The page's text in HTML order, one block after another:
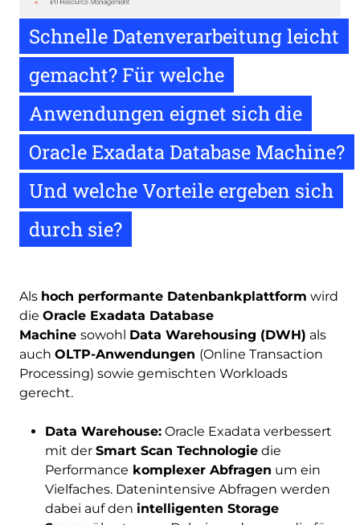
Schnelle Datenverarbeitung leicht
gemacht? Für welche
Anwendungen eignet sich die
Oracle Exadata Database Machine?
Und welche Vorteile ergeben sich
durch sie?
Als hoch performante Datenbankplattform wird
die Oracle Exadata Database
Machine sowohl Data Warehousing (DWH) als
auch OLTP-Anwendungen (Online Transaction
Processing) sowie gemischten Workloads
gerecht.
Data Warehouse: Oracle Exadata verbessert
mit der Smart Scan Technologie die
Performance komplexer Abfragen um ein
Vielfaches. Datenintensive Abfragen werden
dabei auf den intelligenten Storage